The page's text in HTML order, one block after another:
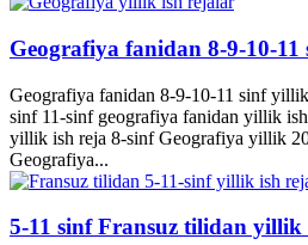
Geografiya fanidan 8-9-10-
Geografiya fanidan 8-9-10-11 sinf
sinf 11-sinf geografiya fanidan yillik
yillik ish reja 8-sinf Geografiya yillik
Geografiya...
5-11 sinf Fransuz tilidan yillik